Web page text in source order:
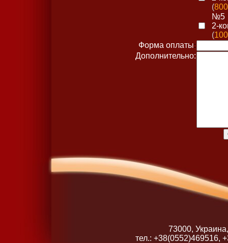
(
№5
2-
(
Форма оплаты:
Дополнительно:
73000,
тел.: +38(0552)469516,